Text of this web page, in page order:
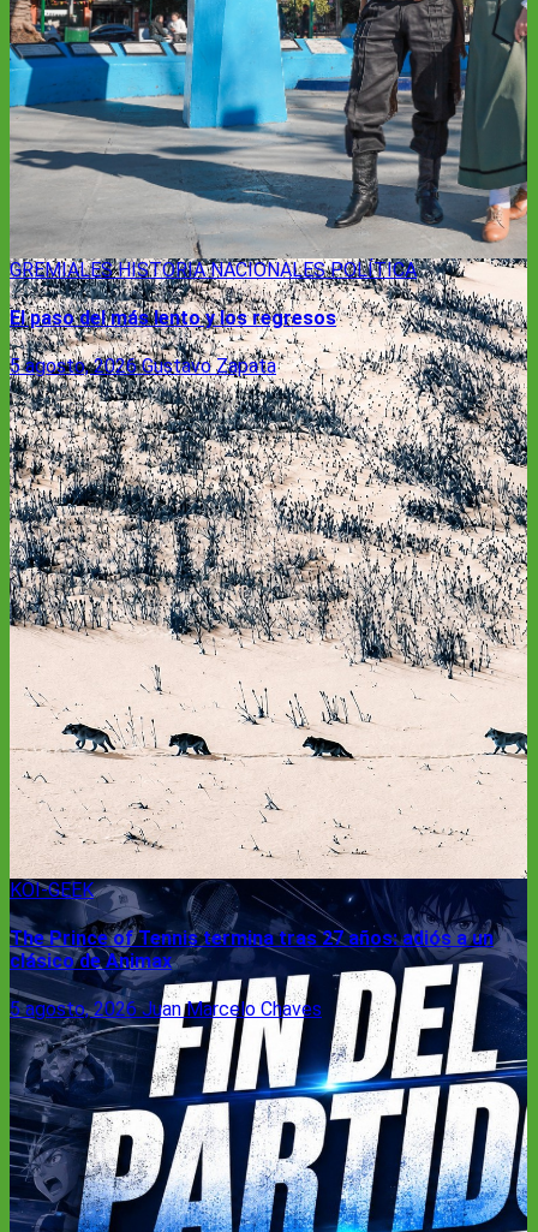
GREMIALESHISTORIANACIONALESPOLÍTICA
El paso del más lento y los regresos
5 agosto, 2026Gustavo Zapata
KOI-GEEK
The Prince of Tennis termina tras 27 años: adiós a un
clásico de Animax
5 agosto, 2026Juan Marcelo Chaves